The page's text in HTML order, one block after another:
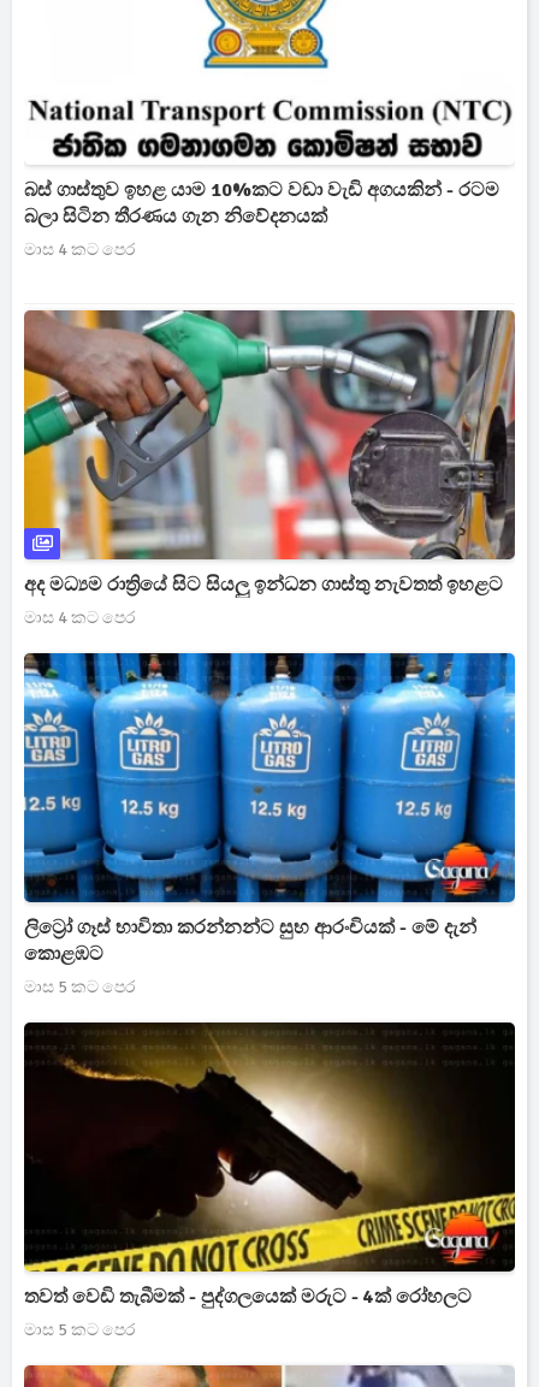
බස් ගාස්තුව ඉහළ යාම 10%කට වඩා වැඩි අගයකින් - රටම
බලා සිටින තීරණය ගැන නිවේදනයක්
මාස 4 කට පෙර
අද මධ්‍යම රාත්‍රියේ සිට සියලු ඉන්ධන ගාස්තු නැවතත් ඉහළට
මාස 4 කට පෙර
ලිට්‍රෝ ගෑස් භාවිතා කරන්නන්ට සුභ ආරංචියක් - මේ දැන්
කොළඹට
මාස 5 කට පෙර
තවත් වෙඩි තැබීමක් - පුද්ගලයෙක් මරුට - 4ක් රෝහලට
මාස 5 කට පෙර